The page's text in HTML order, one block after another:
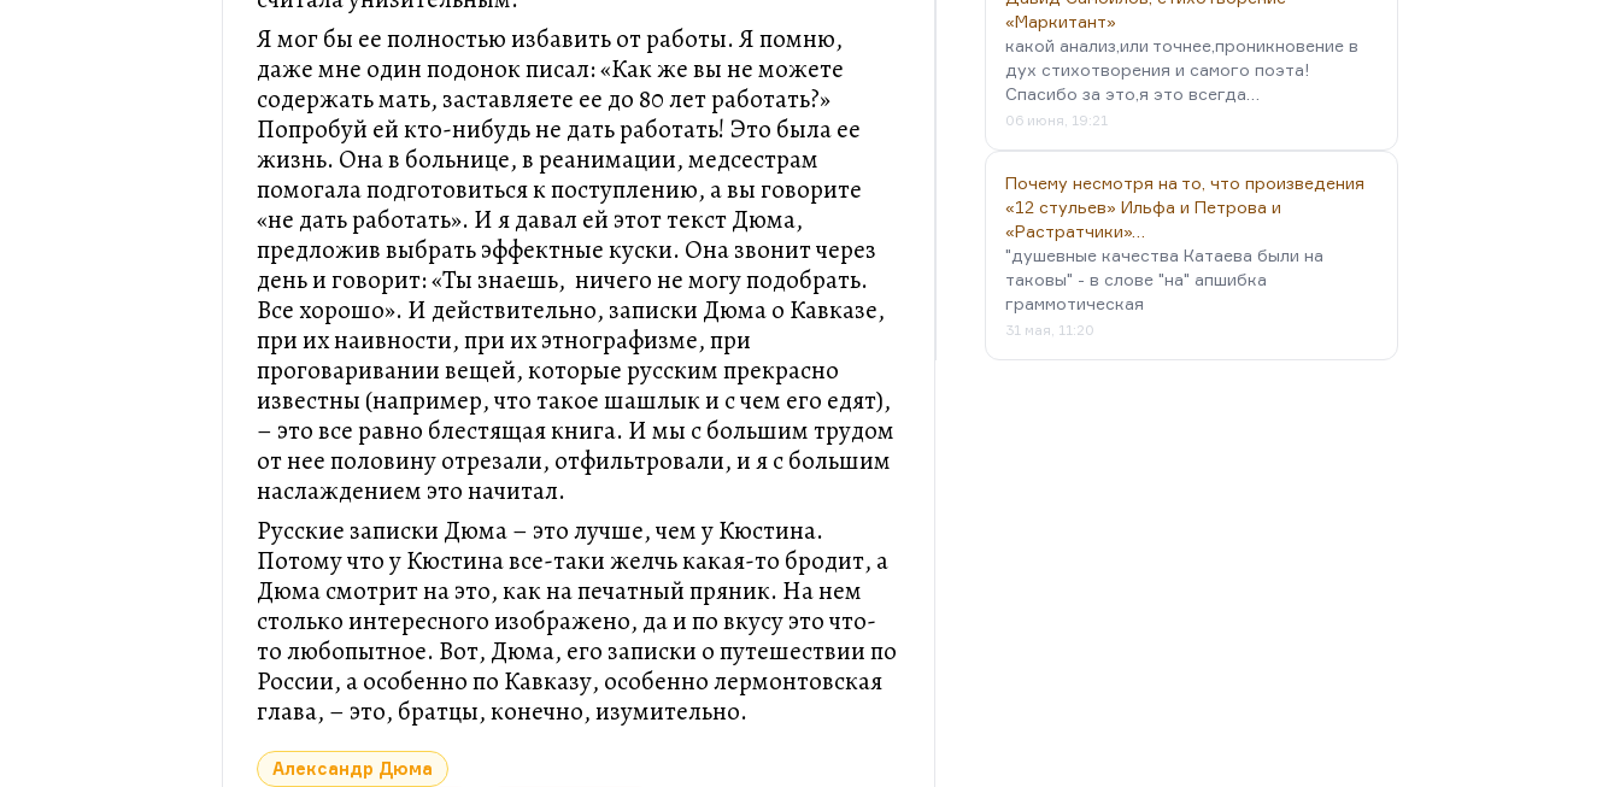
Я мог бы ее полностью избавить от работы. Я помню,
даже мне один подонок писал: «Как же вы не можете
содержать мать, заставляете ее до 80 лет работать?»
Попробуй ей кто-нибудь не дать работать! Это была ее
жизнь. Она в больнице, в реанимации, медсестрам
помогала подготовиться к поступлению, а вы говорите
«не дать работать». И я давал ей этот текст Дюма,
предложив выбрать эффектные куски. Она звонит через
день и говорит: «Ты знаешь, ничего не могу подобрать.
Все хорошо». И действительно, записки Дюма о Кавказе,
при их наивности, при их этнографизме, при
проговаривании вещей, которые русским прекрасно
известны (например, что такое шашлык и с чем его едят),
– это все равно блестящая книга. И мы с большим трудом
от нее половину отрезали, отфильтровали, и я с большим
наслаждением это начитал.
Русские записки Дюма – это лучше, чем у Кюстина.
Потому что у Кюстина все-таки желчь какая-то бродит, а
Дюма смотрит на это, как на печатный пряник. На нем
столько интересного изображено, да и по вкусу это что-
то любопытное. Вот, Дюма, его записки о путешествии по
России, а особенно по Кавказу, особенно лермонтовская
глава, – это, братцы, конечно, изумительно.
Александр Дюма
«Маркитант»
какой анализ,или точнее,проникновение в
дух стихотворения и самого поэта!
Спасибо за это,я это всегда…
06 июня, 19:21
Почему несмотря на то, что произведения
«12 стульев» Ильфа и Петрова и
«Растратчики»…
"душевные качества Катаева были на
таковы" - в слове "на" апшибка
граммотическая
31 мая, 11:20